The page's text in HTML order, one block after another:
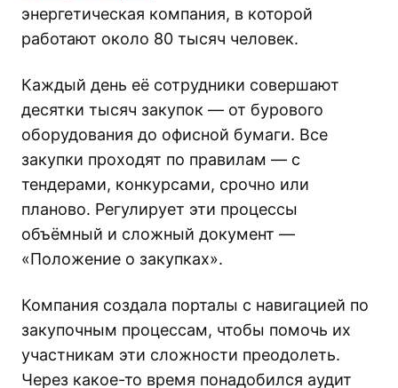
энергетическая компания, в которой
работают около 80 тысяч человек.
Каждый день её сотрудники совершают
десятки тысяч закупок — от бурового
оборудования до офисной бумаги. Все
закупки проходят по правилам — с
тендерами, конкурсами, срочно или
планово. Регулирует эти процессы
объёмный и сложный документ —
«Положение о закупках».
Компания создала порталы с навигацией по
закупочным процессам, чтобы помочь их
участникам эти сложности преодолеть.
Через какое-то время понадобился аудит